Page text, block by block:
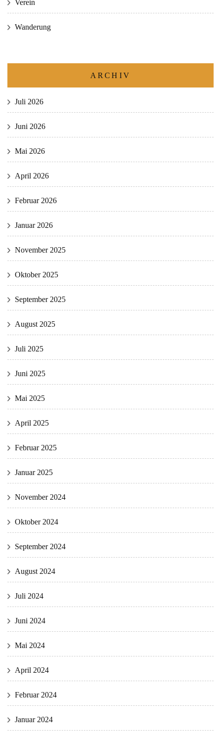
Verein
Wanderung
ARCHIV
Juli 2026
Juni 2026
Mai 2026
April 2026
Februar 2026
Januar 2026
November 2025
Oktober 2025
September 2025
August 2025
Juli 2025
Juni 2025
Mai 2025
April 2025
Februar 2025
Januar 2025
November 2024
Oktober 2024
September 2024
August 2024
Juli 2024
Juni 2024
Mai 2024
April 2024
Februar 2024
Januar 2024